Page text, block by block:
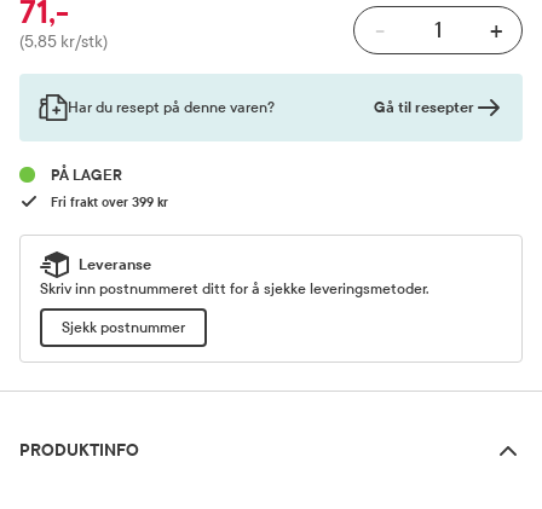
Pris
71,-
(5,85 kr/stk) - +
Har du resept på denne varen? Gå til resepter
PÅ LAGER
Fri frakt over 399 kr
Leveranse
Skriv inn postnummeret ditt for å sjekke leveringsmetoder.
Sjekk postnummer
PRODUKTINFO